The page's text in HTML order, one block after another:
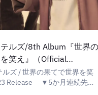
ルズ/8th Album『世界
笑え』（Official
ルズ / 世界の果てで世界を笑
▼5か月連続先行